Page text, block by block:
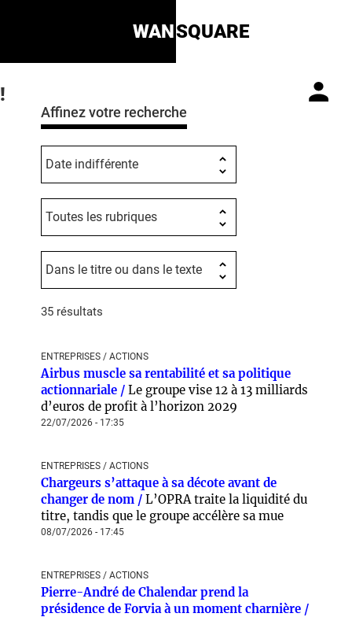
WANSQUARE
!
Affinez votre recherche
35 résultats
ENTREPRISES / ACTIONS
Airbus muscle sa rentabilité et sa politique
actionnariale / Le groupe vise 12 à 13 milliards
d’euros de profit à l’horizon 2029
22/07/2026 - 17:35
ENTREPRISES / ACTIONS
Chargeurs s’attaque à sa décote avant de
changer de nom / L’OPRA traite la liquidité du
titre, tandis que le groupe accélère sa mue
08/07/2026 - 17:45
ENTREPRISES / ACTIONS
Pierre-André de Chalendar prend la
présidence de Forvia à un moment charnière /